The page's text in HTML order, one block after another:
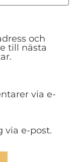
och
till nästa
via e-
via e-post.